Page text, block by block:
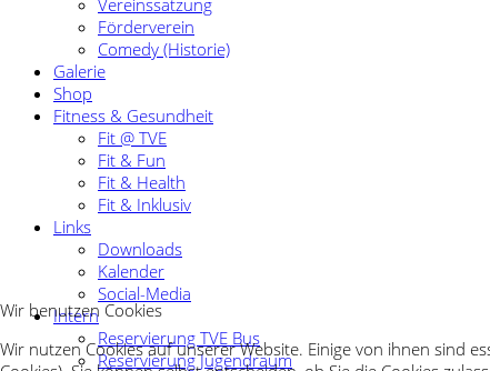
Vereinssatzung
Förderverein
Comedy (Historie)
Galerie
Shop
Fitness & Gesundheit
Fit @ TVE
Fit & Fun
Fit & Health
Fit & Inklusiv
Links
Downloads
Kalender
Social-Media
Intern
Reservierung TVE Bus
Reservierung Jugendraum
Wir benutzen Cookies
Wir nutzen Cookies auf unserer Website. Einige von ihnen sind